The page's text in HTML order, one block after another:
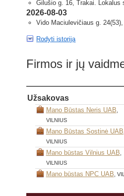
Gilušio g. 16, Trakai. Lokalus
2026-08-03
Vido Maciulevičiaus g.
Rodyti istoriją
Firmos ir jų
Užsakovas
Mano Būstas Neris UAB
VILNIUS
Mano Būstas Sostinė UAB
VILNIUS
Mano būstas Vilnius UAB
VILNIUS
Mano būstas NPC UAB ,